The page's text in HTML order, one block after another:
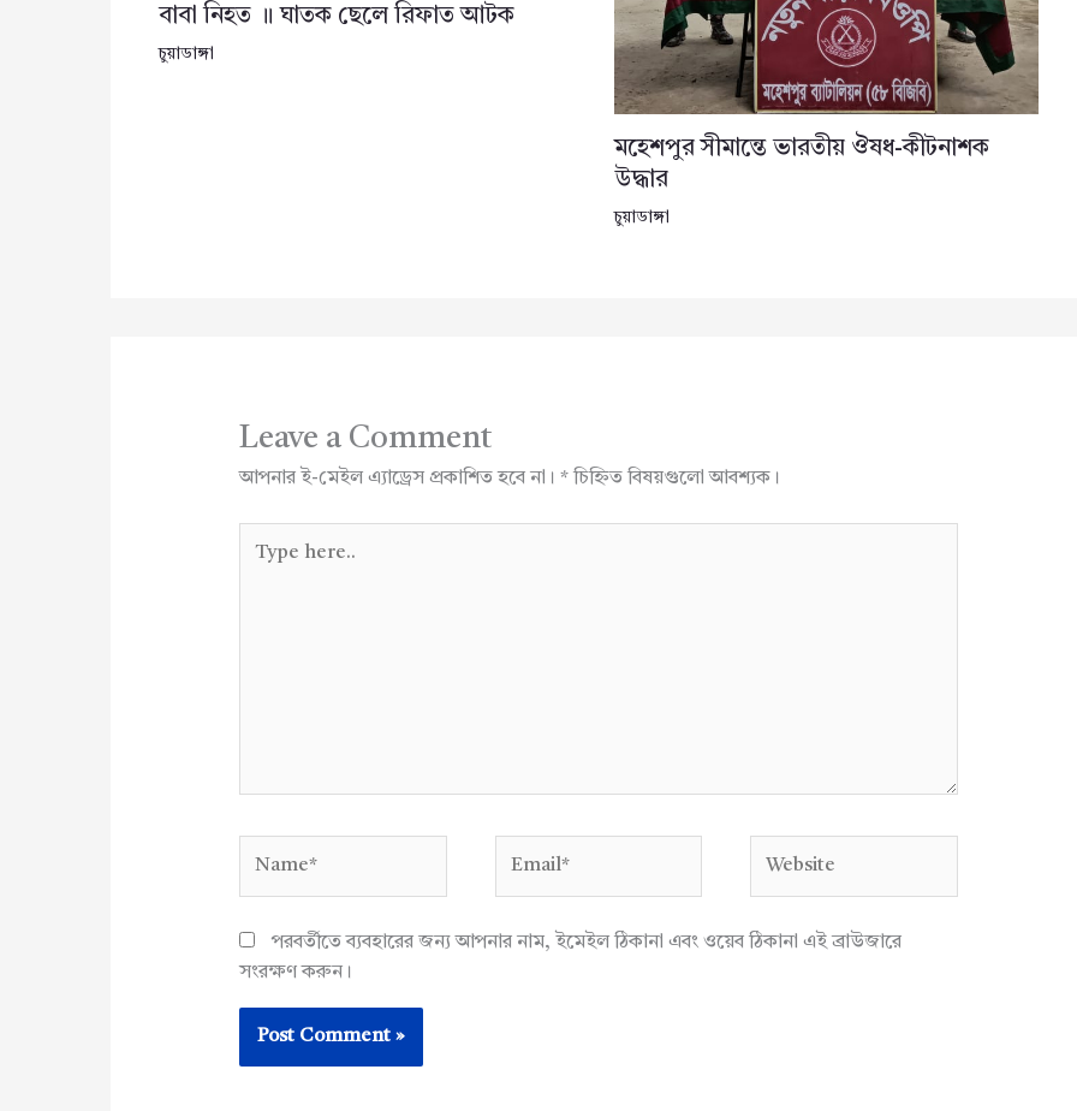
বাবা নিহত ॥ ঘাতক ছেলে রিফাত আটক
চুয়াডাঙ্গা
মহেশপুর সীমান্তে ভারতীয় ঔষধ-কীটনাশক
উদ্ধার
চুয়াডাঙ্গা
Leave a Comment
আপনার ই-মেইল এ্যাড্রেস প্রকাশিত হবে না। *চিহ্নিত বিষয়গুলো আবশ্যক।
here..
পরবর্তীতে ব্যবহারের জন্য আপনার নাম, ইমেইল ঠিকানা এবং ওয়েব ঠিকানা এই ব্রাউজারে
সংরক্ষণ করুন।